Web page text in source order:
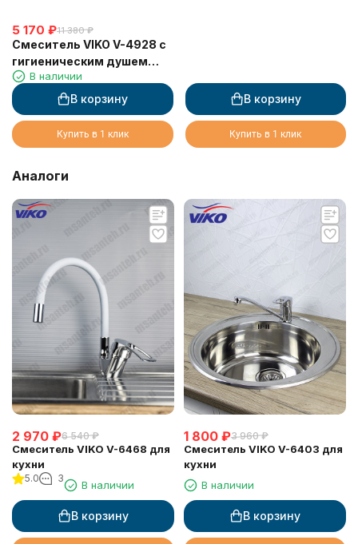
5 170 ₽11 380 ₽
Смеситель VIKO V-4928 с
гигиеническим душем
настенный Ø25 (латунь)
Black Matt
В наличии
В корзину
Купить в 1 клик
В корзину
Купить в 1 клик
Аналоги
2 970 ₽6 540 ₽
Смеситель VIKO V-6468 для
кухни
5.0 3
В наличии
В корзину
1 800 ₽3 960 ₽
Смеситель VIKO V-6403 для
кухни
В наличии
В корзину